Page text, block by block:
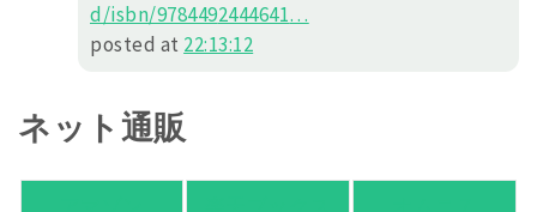
d/isbn/9784492444641…
posted at 22:13:12
ネット通販